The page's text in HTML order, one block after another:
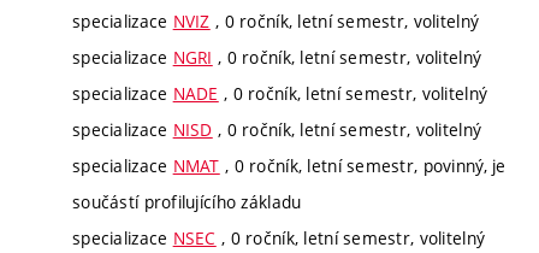
specializace NVIZ , 0 ročník, letní semestr, volitelný
specializace NGRI , 0 ročník, letní semestr, volitelný
specializace NADE , 0 ročník, letní semestr, volitelný
specializace NISD , 0 ročník, letní semestr, volitelný
specializace NMAT , 0 ročník, letní semestr, povinný, je
součástí profilujícího základu
specializace NSEC , 0 ročník, letní semestr, volitelný